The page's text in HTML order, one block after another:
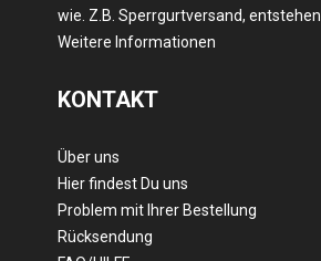
wie. Z.B. Sperrgurtversand, entstehen.
Weitere Informationen
KONTAKT
Über uns
Hier findest Du uns
Problem mit Ihrer Bestellung
Rücksendung